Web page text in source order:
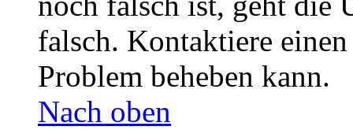
falsch. Kontaktiere
Problem beheben kann.
Nach oben